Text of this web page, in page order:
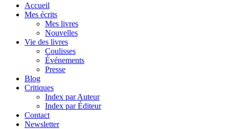
Accueil
Mes écrits
Mes livres
Nouvelles
Vie des livres
Coulisses
Événements
Presse
Blog
Critiques
Index par Auteur
Index par Éditeur
Contact
Newsletter